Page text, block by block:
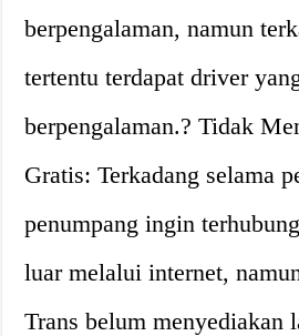
berpengalaman, namun
tertentu terdapat driver
berpengalaman.? Tidak
Gratis: Terkadang selama
penumpang ingin
luar melalui internet,
Trans belum menyediakan